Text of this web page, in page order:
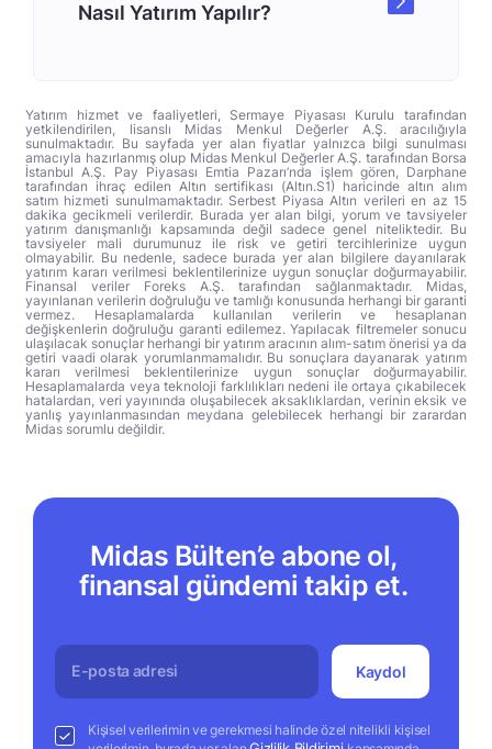
Nasıl Yatırım Yapılır?
Yatırım hizmet ve faaliyetleri, Sermaye Piyasası Kurulu tarafından
yetkilendirilen, lisanslı Midas Menkul Değerler A.Ş. aracılığıyla
sunulmaktadır. Bu sayfada yer alan fiyatlar yalnızca bilgi sunulması
amacıyla hazırlanmış olup Midas Menkul Değerler A.Ş. tarafından Borsa
İstanbul A.Ş. Pay Piyasası Emtia Pazarı’nda işlem gören, Darphane
tarafından ihraç edilen Altın sertifikası (Altın.S1) haricinde altın alım
satım hizmeti sunulmamaktadır. Serbest Piyasa Altın verileri en az 15
dakika gecikmeli verilerdir. Burada yer alan bilgi, yorum ve tavsiyeler
yatırım danışmanlığı kapsamında değil sadece genel niteliktedir. Bu
tavsiyeler mali durumunuz ile risk ve getiri tercihlerinize uygun
olmayabilir. Bu nedenle, sadece burada yer alan bilgilere dayanılarak
yatırım kararı verilmesi beklentilerinize uygun sonuçlar doğurmayabilir.
Finansal veriler Foreks A.Ş. tarafından sağlanmaktadır. Midas,
yayınlanan verilerin doğruluğu ve tamlığı konusunda herhangi bir garanti
vermez. Hesaplamalarda kullanılan verilerin ve hesaplanan
değişkenlerin doğruluğu garanti edilemez. Yapılacak filtremeler sonucu
ulaşılacak sonuçlar herhangi bir yatırım aracının alım-satım önerisi ya da
getiri vaadi olarak yorumlanmamalıdır. Bu sonuçlara dayanarak yatırım
kararı verilmesi beklentilerinize uygun sonuçlar doğurmayabilir.
Hesaplamalarda veya teknoloji farklılıkları nedeni ile ortaya çıkabilecek
hatalardan, veri yayınında oluşabilecek aksaklıklardan, verinin eksik ve
yanlış yayınlanmasından meydana gelebilecek herhangi bir zarardan
Midas sorumlu değildir.
Midas Bülten’e abone ol,
finansal gündemi takip et.
Kaydol
Kişisel verilerimin ve gerekmesi halinde özel nitelikli kişisel